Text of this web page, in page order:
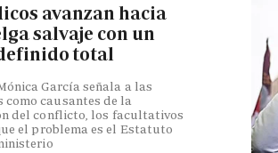
avanzan hacia
salvaje con un
total
García señala a las
causantes de la
del conflicto, los facultativos
el problema es el Estatuto